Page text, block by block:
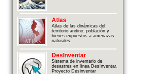
Atlas
Atlas de las dinámicas del
territorio andino: población y
bienes expuestos a amenazas
naturales
DesInventar
Sistema de inventario de
desastres en línea DesInventar.
Proyecto Desinventar